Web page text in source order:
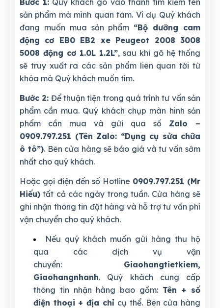
Bước 1: Quý khách gõ vào thanh tìm kiếm tên
sản phẩm mà mình quan tâm. Ví dụ Quý khách
đang muốn mua sản phẩm “Bộ dưỡng cam
động cơ EB0 EB2 xe Peugeot 2008 3008
5008 động cơ 1.0L 1.2L”, sau khi gõ hệ thống
sẽ truy xuất ra các sản phẩm liên quan tới từ
khóa mà Quý khách muốn tìm.
Bước 2: Để thuận tiện trong quá trình tư vấn sản
phẩm cần mua. Quý khách chụp màn hình sản
phẩm cần mua và gửi qua số Zalo –
0909.797.251 (Tên Zalo: “Dụng cụ sửa chữa
ô tô”). Bên cửa hàng sẽ báo giá và tư vấn sớm
nhất cho quý khách.
Hoặc gọi điện đến số Hotline 0909.797.251 (Mr
Hiếu) tất cả các ngày trong tuần. Cửa hàng sẽ
ghi nhận thông tin đặt hàng và hỗ trợ tư vấn phí
vận chuyển cho quý khách.
Nếu quý khách muốn gửi hàng thu hộ
qua các dịch vụ vận
chuyển: Giaohangtietkiem,
Giaohangnhanh. Quý khách cung cấp
thông tin nhận hàng bao gồm: Tên + số
điện thoại + địa chỉ cụ thể. Bên cửa hàng